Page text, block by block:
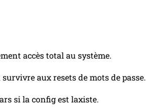
accès total au système.
aux resets de mots de passe.
si la config est laxiste.